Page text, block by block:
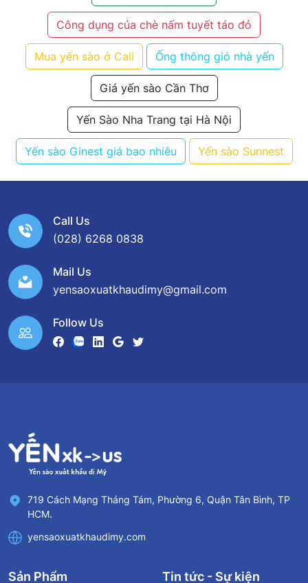
Công dụng của chè nấm tuyết táo đỏ
Mua yến sào ở Cali Ống thông gió nhà yến
Giá yến sào Cần Thơ
Yến Sào Nha Trang tại Hà Nội
Yến sào Ginest giá bao nhiêu Yến sào Sunnest
Call Us
(028) 6268 0838
Mail Us
yensaoxuatkhaudimy@gmail.com
Follow Us
719 Cách Mạng Tháng Tám, Phường 6, Quận Tân Bình, TP
HCM.
yensaoxuatkhaudimy.com
Sản Phẩm Tin tức - Sự kiện